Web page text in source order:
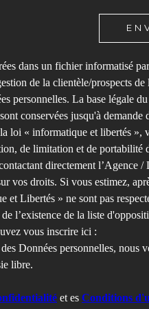
dans un fichier informatisé
de la clientèle/prospects
personnelles. La base légale
conservées jusqu'à demande
loi « informatique et libertés »,
de limitation et de portabilité
directement l’Agence /
vos droits. Si vous estimez,
Libertés » ne sont pas
l’existence de la liste
vous inscrire ici :
Données personnelles, nous
libre.
et es Conditions